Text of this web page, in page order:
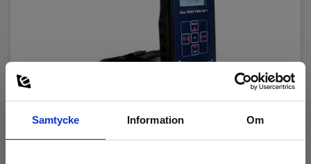
Samtycke Information Om